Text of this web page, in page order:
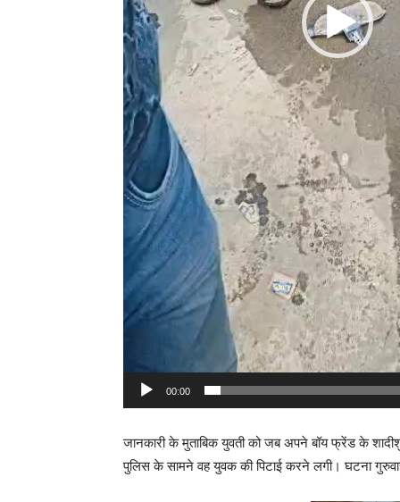
00:00
जानकारी के मुताबिक युवती को जब अपने बॉय फ्रेंड के
पुलिस के सामने वह युवक की पिटाई करने लगी। घटना